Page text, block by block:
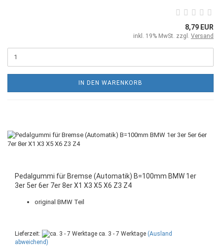
8,79 EUR
inkl. 19% MwSt. zzgl. Versand
IN DEN WARENKORB
Pedalgummi für Bremse (Automatik) B=100mm BMW 1er
3er 5er 6er 7er 8er X1 X3 X5 X6 Z3 Z4
original BMW Teil
Lieferzeit: ca. 3 - 7 Werktage (Ausland
abweichend)